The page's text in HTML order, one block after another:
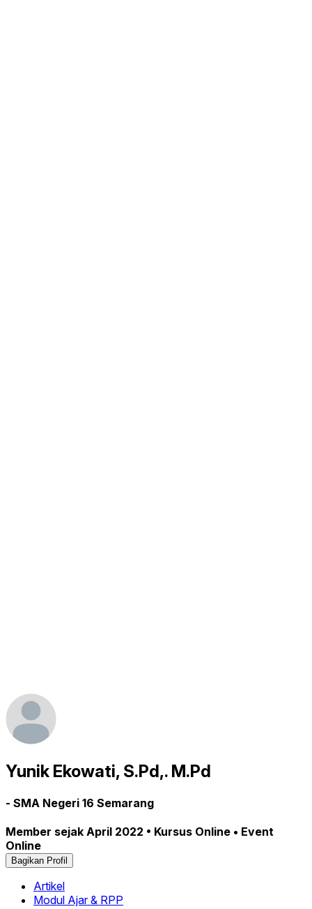
Yunik Ekowati, S.Pd,. M.Pd
- SMA Negeri 16 Semarang
Member sejak April 2022 • Kursus Online • Event
Online
Bagikan Profil
Artikel
Modul Ajar & RPP